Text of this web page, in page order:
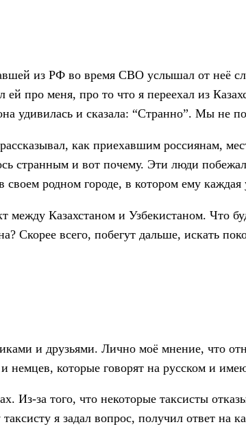
из РФ во время СВО услышал от неё
ей про меня, про то что я переехал из
удивилась и сказала: “Странно”. Мы не
как приехавшим россиянам,
странным и вот почему. Эти люди
родном городе, в котором ему каждая
Казахстаном и Узбекистаном. Что
Скорее всего, побегут дальше, искать
и друзьями. Лично моё мнение, что
немцев, которые говорят на русском и
Из-за того, что некоторые таксисты
я задал вопрос, получил ответ на